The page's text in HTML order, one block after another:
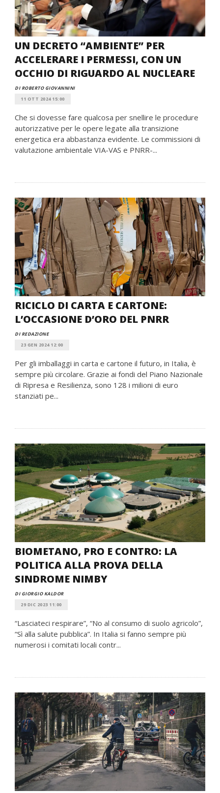
UN DECRETO “AMBIENTE” PER
ACCELERARE I PERMESSI, CON UN
OCCHIO DI RIGUARDO AL NUCLEARE
DI ROBERTO GIOVANNINI
11 OTT 2024 15:00
Che si dovesse fare qualcosa per snellire le procedure
autorizzative per le opere legate alla transizione
energetica era abbastanza evidente. Le commissioni di
valutazione ambientale VIA-VAS e PNRR-...
RICICLO DI CARTA E CARTONE:
L’OCCASIONE D’ORO DEL PNRR
DI REDAZIONE
23 GEN 2024 12:00
Per gli imballaggi in carta e cartone il futuro, in Italia, è
sempre più circolare. Grazie ai fondi del Piano Nazionale
di Ripresa e Resilienza, sono 128 i milioni di euro
stanziati pe...
BIOMETANO, PRO E CONTRO: LA
POLITICA ALLA PROVA DELLA
SINDROME NIMBY
DI GIORGIO KALDOR
29 DIC 2023 11:00
“Lasciateci respirare”, “No al consumo di suolo agricolo”,
“Sì alla salute pubblica”. In Italia si fanno sempre più
numerosi i comitati locali contr...